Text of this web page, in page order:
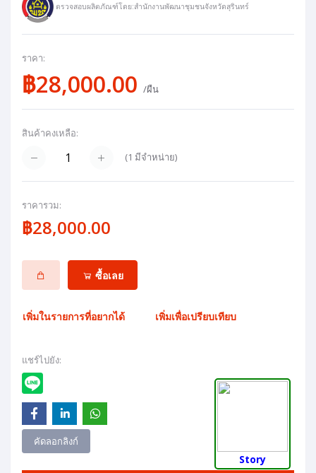
ตรวจสอบผลิตภัณฑ์โดย:สำนักงานพัฒนาชุมชนจังหวัดสุรินทร์
ราคา:
฿28,000.00 /ผืน
สินค้าคงเหลือ:
(1 มีจำหน่าย)
ราคารวม:
฿28,000.00
ซื้อเลย
เพิ่มในรายการที่อยากได้ เพิ่มเพื่อเปรียบเทียบ
แชร์ไปยัง:
คัดลอกลิงก์
Story